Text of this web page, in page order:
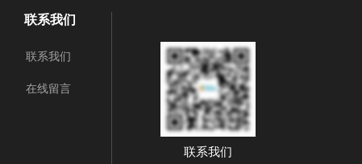
联系我们
联系我们
在线留言
联系我们